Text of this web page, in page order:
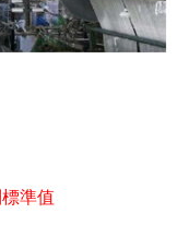
準值